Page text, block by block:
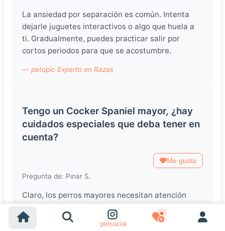
petsocial
La ansiedad por separación es común. Intenta
dejarle juguetes interactivos o algo que huela a
ti. Gradualmente, puedes practicar salir por
cortos periodos para que se acostumbre.
— petopic Experto en Razas
Tengo un Cocker Spaniel mayor, ¿hay
cuidados especiales que deba tener en
cuenta?
Me gusta
Pregunta de: Pınar S.
Claro, los perros mayores necesitan atención
especial, como revisiones veterinarias más
frecuentes y posiblemente una dieta adaptada a